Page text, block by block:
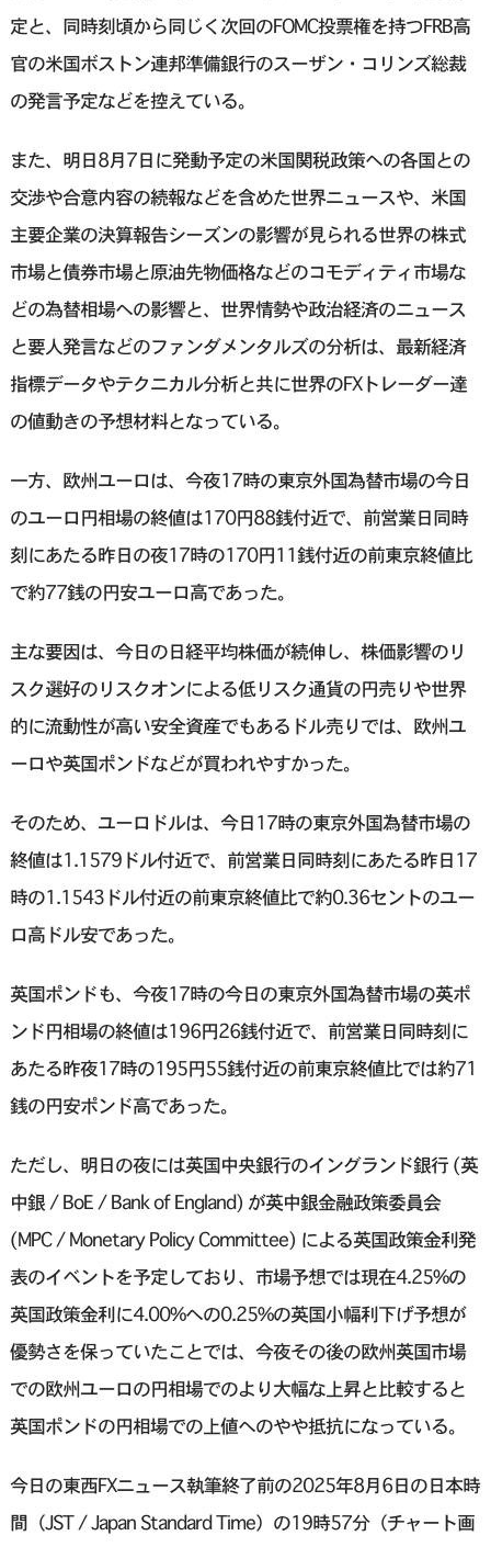
定と、同時刻頃から同じく次回のFOMC投票権を持つFRB高
官の米国ボストン連邦準備銀行のスーザン・コリンズ総裁
の発言予定などを控えている。
また、明日8月7日に発動予定の米国関税政策への各国との
交渉や合意内容の続報などを含めた世界ニュースや、米国
主要企業の決算報告シーズンの影響が見られる世界の株式
市場と債券市場と原油先物価格などのコモディティ市場な
どの為替相場への影響と、世界情勢や政治経済のニュース
と要人発言などのファンダメンタルズの分析は、最新経済
指標データやテクニカル分析と共に世界のFXトレーダー達
の値動きの予想材料となっている。
一方、欧州ユーロは、今夜17時の東京外国為替市場の今日
のユーロ円相場の終値は170円88銭付近で、前営業日同時
刻にあたる昨日の夜17時の170円11銭付近の前東京終値比
で約77銭の円安ユーロ高であった。
主な要因は、今日の日経平均株価が続伸し、株価影響のリ
スク選好のリスクオンによる低リスク通貨の円売りや世界
的に流動性が高い安全資産でもあるドル売りでは、欧州ユ
ーロや英国ポンドなどが買われやすかった。
そのため、ユーロドルは、今日17時の東京外国為替市場の
終値は1.1579ドル付近で、前営業日同時刻にあたる昨日17
時の1.1543ドル付近の前東京終値比で約0.36セントのユー
ロ高ドル安であった。
英国ポンドも、今夜17時の今日の東京外国為替市場の英ポ
ンド円相場の終値は196円26銭付近で、前営業日同時刻に
あたる昨夜17時の195円55銭付近の前東京終値比では約71
銭の円安ポンド高であった。
ただし、明日の夜には英国中央銀行のイングランド銀行 (英
中銀 / BoE / Bank of England) が英中銀金融政策委員会
(MPC / Monetary Policy Committee) による英国政策金利発
表のイベントを予定しており、市場予想では現在4.25%の
英国政策金利に4.00%への0.25%の英国小幅利下げ予想が
優勢さを保っていたことでは、今夜その後の欧州英国市場
での欧州ユーロの円相場でのより大幅な上昇と比較すると
英国ポンドの円相場での上値へのやや抵抗になっている。
今日の東西FXニュース執筆終了前の2025年8月6日の日本時
間（JST / Japan Standard Time）の19時57分（チャート画